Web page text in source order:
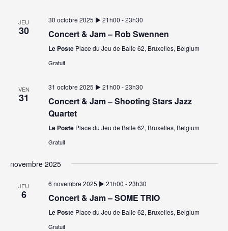
JEU
30
30 octobre 2025 ▶︎ 21h00 -23h30
Concert & Jam – Rob Swennen
Le Poste Place du Jeu de Balle 62, Bruxelles, Belgium
Gratuit
VEN
31
31 octobre 2025 ▶︎ 21h00 -23h30
Concert & Jam – Shooting Stars Jazz
Quartet
Le Poste Place du Jeu de Balle 62, Bruxelles, Belgium
Gratuit
novembre 2025
JEU
6
6 novembre 2025 ▶︎ 21h00 -23h30
Concert & Jam – SOME TRIO
Le Poste Place du Jeu de Balle 62, Bruxelles, Belgium
Gratuit